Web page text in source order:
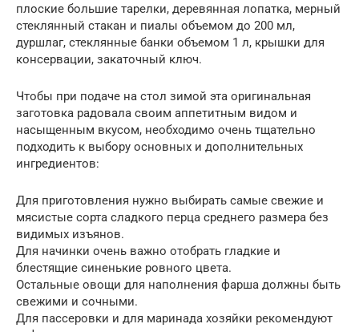
плоские большие тарелки, деревянная лопатка, мерный
стеклянный стакан и пиалы объемом до 200 мл,
дуршлаг, стеклянные банки объемом 1 л, крышки для
консервации, закаточный ключ.
Чтобы при подаче на стол зимой эта оригинальная
заготовка радовала своим аппетитным видом и
насыщенным вкусом, необходимо очень тщательно
подходить к выбору основных и дополнительных
ингредиентов:
Для приготовления нужно выбирать самые свежие и
мясистые сорта сладкого перца среднего размера без
видимых изъянов.
Для начинки очень важно отобрать гладкие и
блестящие синенькие ровного цвета.
Остальные овощи для наполнения фарша должны быть
свежими и сочными.
Для пассеровки и для маринада хозяйки рекомендуют